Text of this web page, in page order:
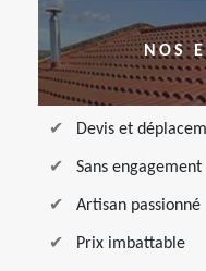
NOS
Devis et
Sans engagement
Artisan passionné
Prix imbattable